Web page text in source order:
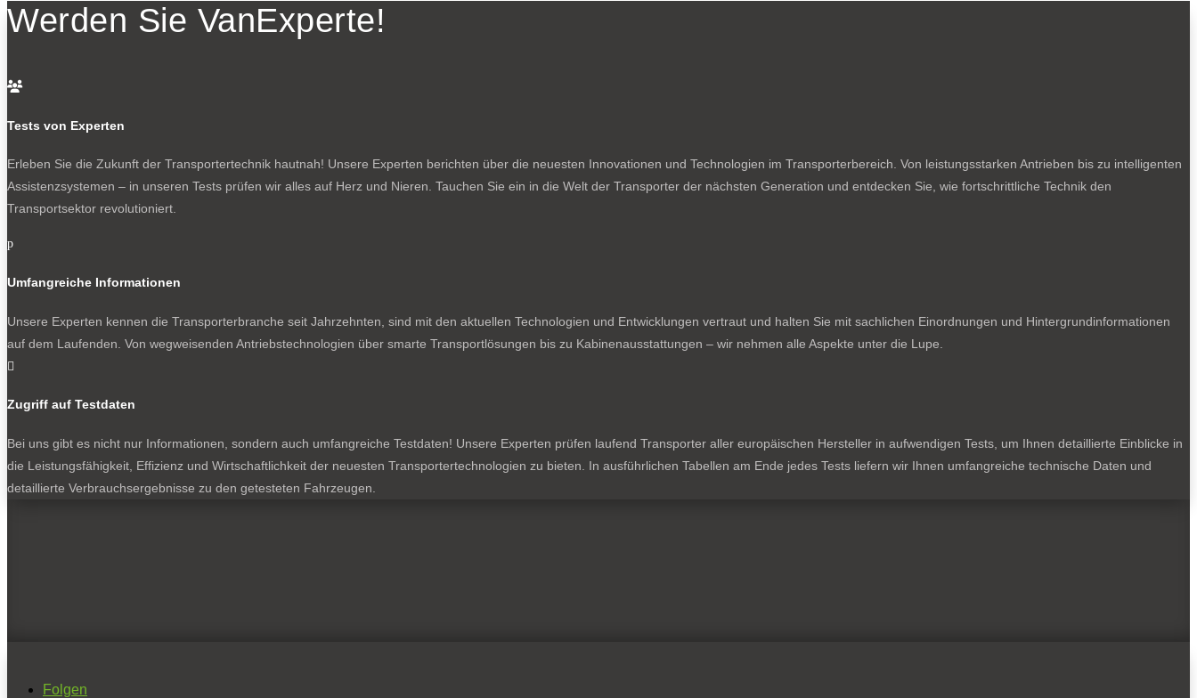
Werden Sie VanExperte!

Tests von Experten
Erleben Sie die Zukunft der Transportertechnik hautnah! Unsere Experten berichten über die neuesten Innovationen und Technologien im Transporterbereich. Von leistungsstarken Antrieben bis zu intelligenten
Assistenzsystemen – in unseren Tests prüfen wir alles auf Herz und Nieren. Tauchen Sie ein in die Welt der Transporter der nächsten Generation und entdecken Sie, wie fortschrittliche Technik den
Transportsektor revolutioniert.
p
Umfangreiche Informationen
Unsere Experten kennen die Transporterbranche seit Jahrzehnten, sind mit den aktuellen Technologien und Entwicklungen vertraut und halten Sie mit sachlichen Einordnungen und Hintergrundinformationen
auf dem Laufenden. Von wegweisenden Antriebstechnologien über smarte Transportlösungen bis zu Kabinenausstattungen – wir nehmen alle Aspekte unter die Lupe.

Zugriff auf Testdaten
Bei uns gibt es nicht nur Informationen, sondern auch umfangreiche Testdaten! Unsere Experten prüfen laufend Transporter aller europäischen Hersteller in aufwendigen Tests, um Ihnen detaillierte Einblicke in
die Leistungsfähigkeit, Effizienz und Wirtschaftlichkeit der neuesten Transportertechnologien zu bieten. In ausführlichen Tabellen am Ende jedes Tests liefern wir Ihnen umfangreiche technische Daten und
detaillierte Verbrauchsergebnisse zu den getesteten Fahrzeugen.
Folgen